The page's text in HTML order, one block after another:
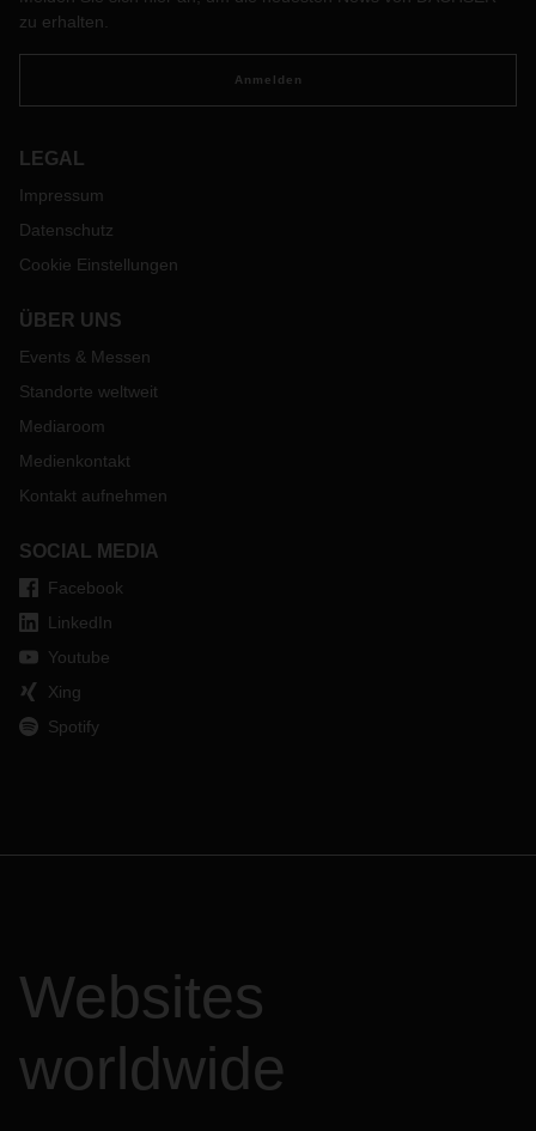
Lösungen für Kunden entstanden sind, erzählt unsere
zu erhalten.
Anmelden
LEGAL
Impressum
Datenschutz
Cookie Einstellungen
ÜBER UNS
Events & Messen
Standorte weltweit
Mediaroom
Medienkontakt
Kontakt aufnehmen
SOCIAL MEDIA
Facebook
LinkedIn
Youtube
Xing
Spotify
Websites
worldwide